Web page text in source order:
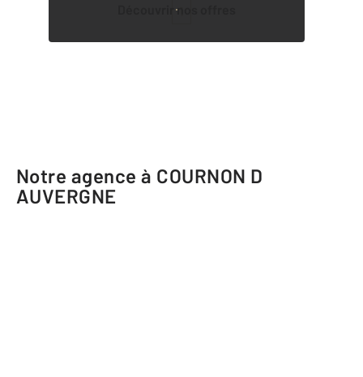
Découvrir nos offres
Notre agence à COURNON D
AUVERGNE